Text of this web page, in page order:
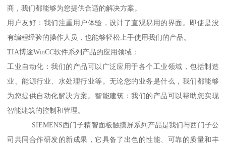
商，我们都能够为您提供合适的解决方案。
用户友好：我们注重用户体验，设计了直观易用的界面。即使是没
有编程经验的操作人员，也能够轻松上手使用我们的产品。
TIA博途WinCC软件系列产品的应用领域：
工业自动化：我们的产品可以广泛应用于各个工业领域，包括制造
业、能源行业、水处理行业等。无论您的业务是什么，我们都能够
为您提供自动化解决方案。智能建筑：我们的产品可以帮助您实现
智能建筑的控制和管理。
SIEMENS西门子精智面板触摸屏系列产品是我们与西门子公
司共同合作研发的新成果，它具备了出色的性能、可靠的质量和丰